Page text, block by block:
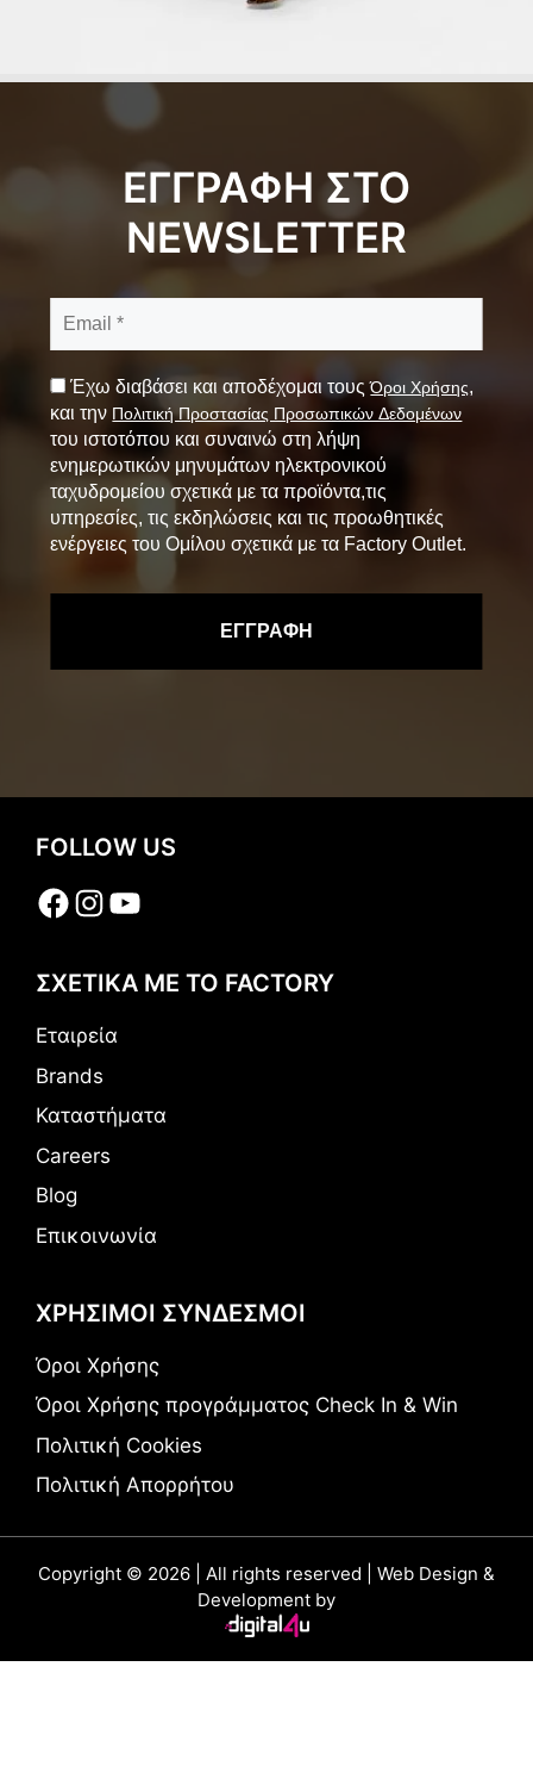
ΕΓΓΡΑΦΗ ΣΤΟ
NEWSLETTER
Έχω διαβάσει και αποδέχομαι τουςΌροι Χρήσης,
και την Πολιτική Προστασίας Προσωπικών Δεδομένων
του ιστοτόπου και συναινώ στη λήψη
ενημερωτικών μηνυμάτων ηλεκτρονικού
ταχυδρομείου σχετικά με τα προϊόντα,τις
υπηρεσίες, τις εκδηλώσεις και τις προωθητικές
ενέργειες του Ομίλου σχετικά με τα Factory Outlet.
FOLLOW US
Facebook
Instagram
YouTube
ΣΧΕΤΙΚΑ ΜΕ ΤΟ FACTORY
Εταιρεία
Brands
Καταστήματα
Careers
Blog
Επικοινωνία
ΧΡΗΣΙΜΟΙ ΣΥΝΔΕΣΜΟΙ
Όροι Χρήσης
Όροι Χρήσης προγράμματος Check In & Win
Πολιτική Cookies
Πολιτική Απορρήτου
Copyright © 2026 | All rights reserved | Web Design &
Development by